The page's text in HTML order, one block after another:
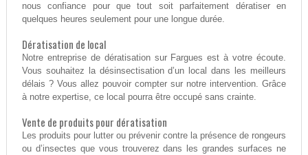
nous confiance pour que tout soit parfaitement dératiser en
quelques heures seulement pour une longue durée.
Dératisation de local
Notre entreprise de dératisation sur Fargues est à votre écoute.
Vous souhaitez la désinsectisation d’un local dans les meilleurs
délais ? Vous allez pouvoir compter sur notre intervention. Grâce
à notre expertise, ce local pourra être occupé sans crainte.
Vente de produits pour dératisation
Les produits pour lutter ou prévenir contre la présence de rongeurs
ou d’insectes que vous trouverez dans les grandes surfaces ne